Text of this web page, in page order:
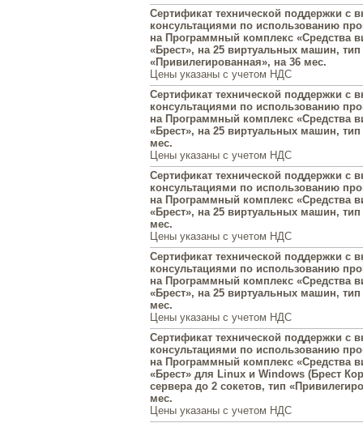
Сертификат технической поддержки с
консультациями по использованию
на Программный комплекс «Средства
«Брест», на 25 виртуальных машин, тип
«Привилегированная», на 36 мес.
Цены указаны с учетом НДС
Сертификат технической поддержки с
консультациями по использованию
на Программный комплекс «Средства
«Брест», на 25 виртуальных машин, тип
мес.
Цены указаны с учетом НДС
Сертификат технической поддержки с
консультациями по использованию
на Программный комплекс «Средства
«Брест», на 25 виртуальных машин, тип
мес.
Цены указаны с учетом НДС
Сертификат технической поддержки с
консультациями по использованию
на Программный комплекс «Средства
«Брест», на 25 виртуальных машин, тип
мес.
Цены указаны с учетом НДС
Сертификат технической поддержки с
консультациями по использованию
на Программный комплекс «Средства
«Брест» для Linux и Windows (Брест
сервера до 2 сокетов, тип
мес.
Цены указаны с учетом НДС